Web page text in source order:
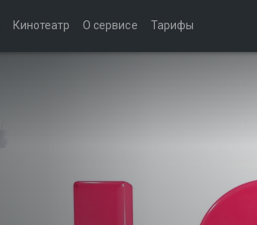
Кинотеатр О сервисе Тарифы